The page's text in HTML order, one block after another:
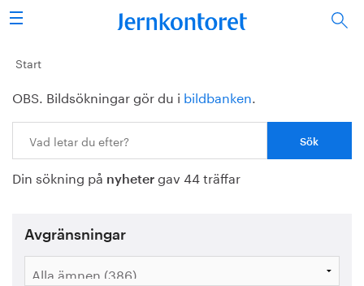
Sök
Stålindustrin
Vision 2050
Forskning/utbildning
Energi/miljö
Vi tycker
Start
OBS. Bildsökningar gör du i bildbanken.
Din sökning på nyheter gav 44 träffar
Avgränsningar